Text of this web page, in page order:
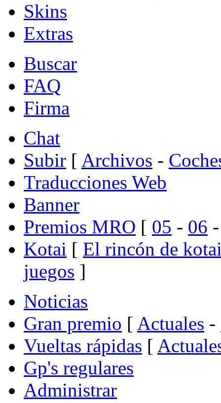
Skins
Extras
Buscar
FAQ
Firma
Chat
Subir [ Archivos -
Traducciones Web
Banner
Premios MRO [ 05 - 06
Kotai [ El rincón de
juegos ]
Noticias
Gran premio [ Actuales -
Vueltas rápidas [
Gp's regulares
Administrar